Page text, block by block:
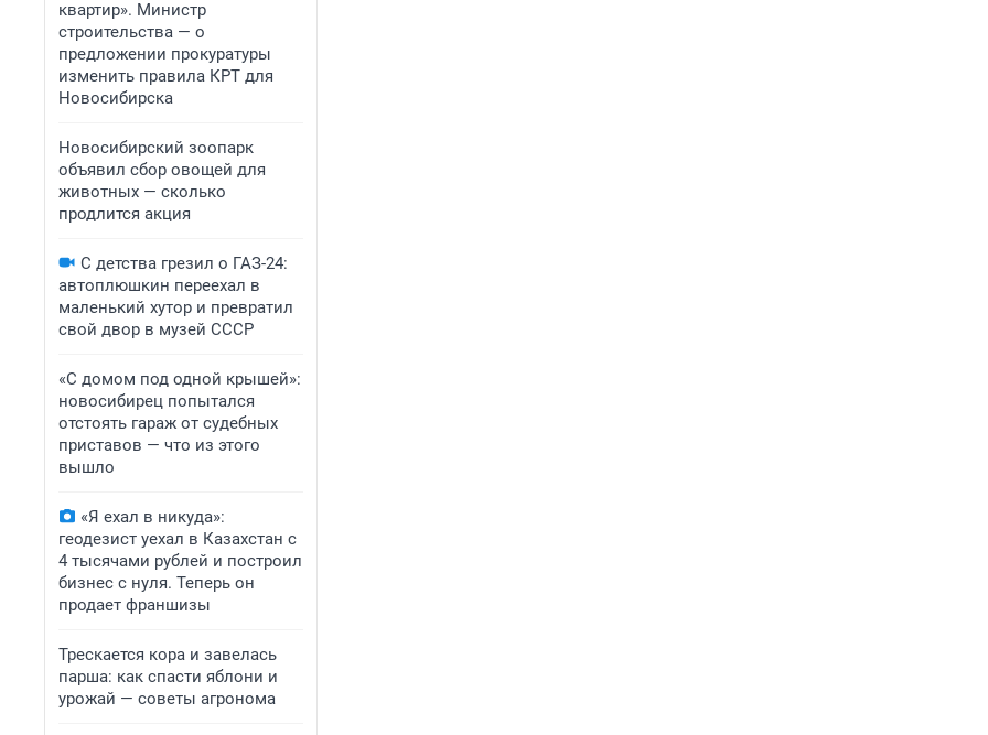
квартир». Министр
строительства — о
предложении прокуратуры
изменить правила КРТ для
Новосибирска
Новосибирский зоопарк
объявил сбор овощей для
животных — сколько
продлится акция
С детства грезил о ГАЗ-24:
автоплюшкин переехал в
маленький хутор и превратил
свой двор в музей СССР
«С домом под одной крышей»:
новосибирец попытался
отстоять гараж от судебных
приставов — что из этого
вышло
«Я ехал в никуда»:
геодезист уехал в Казахстан с
4 тысячами рублей и построил
бизнес с нуля. Теперь он
продает франшизы
Трескается кора и завелась
парша: как спасти яблони и
урожай — советы агронома